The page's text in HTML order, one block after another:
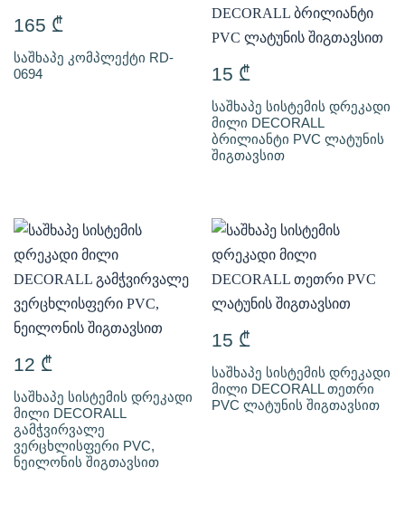
165 ₾
საშხაპე კომპლექტი RD-
0694
15 ₾
საშხაპე სისტემის დრეკადი
მილი DECORALL
ბრილიანტი PVC ლატუნის
შიგთავსით
12 ₾
საშხაპე სისტემის დრეკადი
მილი DECORALL
გამჭვირვალე
ვერცხლისფერი PVC,
ნეილონის შიგთავსით
15 ₾
საშხაპე სისტემის დრეკადი
მილი DECORALL თეთრი
PVC ლატუნის შიგთავსით